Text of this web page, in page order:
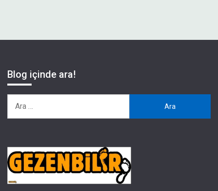
Blog içinde ara!